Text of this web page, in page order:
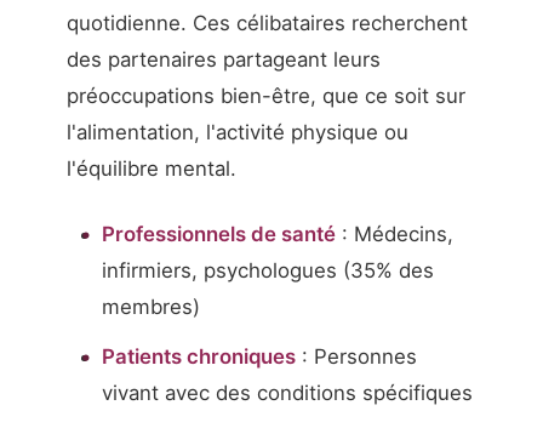
quotidienne. Ces célibataires recherchent
des partenaires partageant leurs
préoccupations bien-être, que ce soit sur
l'alimentation, l'activité physique ou
l'équilibre mental.
Professionnels de santé: Médecins,
infirmiers, psychologues (35% des
membres)
Patients chroniques: Personnes
vivant avec des conditions spécifiques